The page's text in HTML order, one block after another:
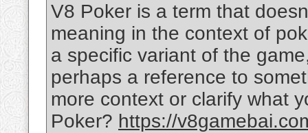
V8 Poker is a term that
meaning in the context of
a specific variant of the
perhaps a reference to
more context or clarify what
Poker? https://